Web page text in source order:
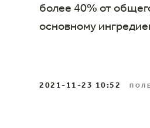
более 40% от
основному
2021-11-23 10:52